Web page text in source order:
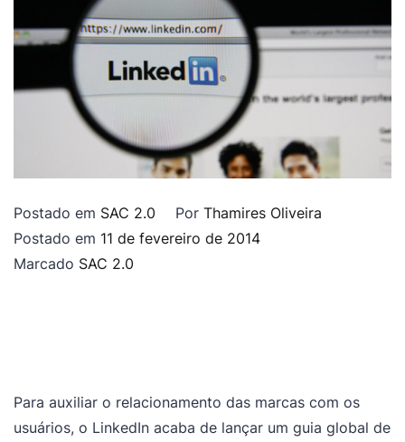
Postado em SAC 2.0 Por Thamires Oliveira
Postado em 11 de fevereiro de 2014
Marcado SAC 2.0
Para auxiliar o relacionamento das marcas com os
usuários, o LinkedIn acaba de lançar um guia global de